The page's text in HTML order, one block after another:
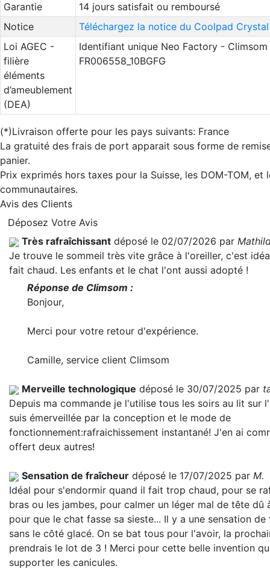
Garantie
14 jours satisfait ou remboursé
Notice
Téléchargez la notice du Coolpad Crystal
Loi AGEC -
filière
éléments
d’ameublement
(DEA)
Identifiant unique Neo Factory - Climsom
FR006558_10BGFG
(*)Livraison offerte pour les pays suivants: France
La gratuité des frais de port apparait sous forme de
panier.
Prix exprimés hors taxes pour la Suisse, les DOM-TOM, et
communautaires.
Avis des Clients
Déposez Votre Avis
Très rafraîchissant déposé le 02/07/2026 par
Je trouve le sommeil très vite grâce à l'oreiller, c'est
fait chaud. Les enfants et le chat l'ont aussi adopté !
Réponse de Climsom :
Bonjour,
Merci pour votre retour d'expérience.
Camille, service client Climsom
Merveille technologique déposé le 30/07/2025 par
Depuis ma commande je l'utilise tous les soirs au lit sur
suis émerveillée par la conception et le mode de
fonctionnement:rafraichissement instantané! J'en ai
offert deux autres!
Sensation de fraîcheur déposé le 17/07/2025 par M.
Idéal pour s'endormir quand il fait trop chaud, pour se
bras ou les jambes, pour calmer un léger mal de tête dû
pour que le chat fasse sa sieste... Il y a une sensation de
sans le côté glacé. On se bat tous pour l'avoir, la
prendrais le lot de 3 ! Merci pour cette belle invention
supporter les canicules.